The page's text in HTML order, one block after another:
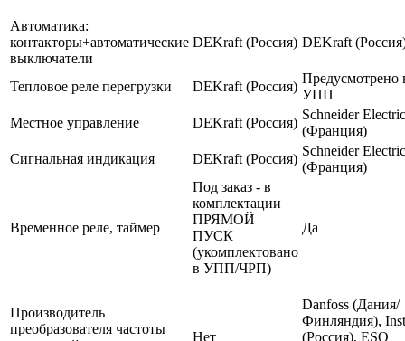
Автоматика:
контакторы+автоматические
выключатели
DEKraft (Россия) DEKraft
Тепловое реле перегрузки DEKraft (Россия)
Предусмотрено
УПП
Местное управление
DEKraft (Россия)
Schneider Electric
(Франция)
Сигнальная индикация
DEKraft (Россия)
Schneider Electric
(Франция)
Временное реле, таймер
Под заказ - в
комплектации
ПРЯМОЙ
ПУСК
(укомплектовано
в УПП/ЧРП)
Да
Производитель
преобразователя частоты
Нет
Danfoss (Дания/
Финляндия),
(Россия), ESQ